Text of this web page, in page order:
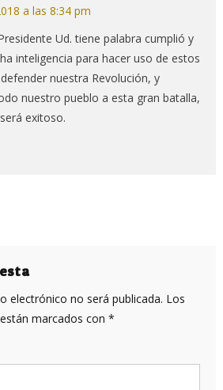
a las 8:34 pm
Ud. tiene palabra cumplió y
inteligencia para hacer uso de estos
nuestra Revolución, y
nuestro pueblo a esta gran batalla,
exitoso.
electrónico no será publicada. Los
marcados con *